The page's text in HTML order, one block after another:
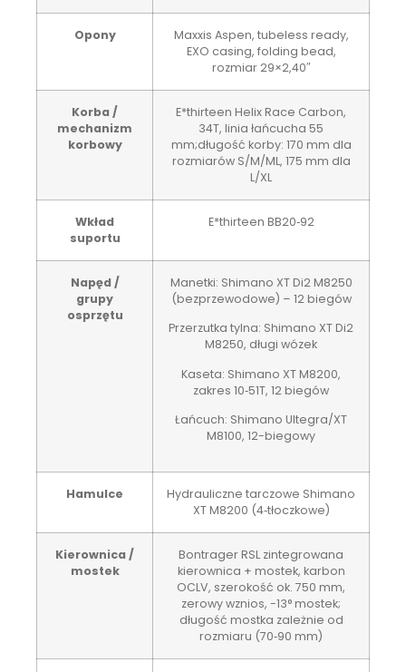
Opony
Maxxis Aspen, tubeless ready,
EXO casing, folding bead,
rozmiar 29×2,40″
Korba /
mechanizm
korbowy
E*thirteen Helix Race Carbon,
34T, linia łańcucha 55
mm;długość korby: 170 mm dla
rozmiarów S/M/ML, 175 mm dla
L/XL
Wkład
suportu
E*thirteen BB20‑92
Napęd /
grupy
osprzętu
Manetki: Shimano XT Di2 M8250
(bezprzewodowe) – 12 biegów
Przerzutka tylna: Shimano XT Di2
M8250, długi wózek
Kaseta: Shimano XT M8200,
zakres 10‑51T, 12 biegów
Łańcuch: Shimano Ultegra/XT
M8100, 12-biegowy
Hamulce
Hydrauliczne tarczowe Shimano
XT M8200 (4‑tłoczkowe)
Kierownica /
mostek
Bontrager RSL zintegrowana
kierownica + mostek, karbon
OCLV, szerokość ok. 750 mm,
zerowy wznios, -13° mostek;
długość mostka zależnie od
rozmiaru (70‑90 mm)